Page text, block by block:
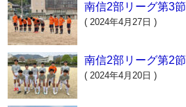
南信2部リーグ第3節
( 2024年4月27日 )
南信2部リーグ第2節
( 2024年4月20日 )